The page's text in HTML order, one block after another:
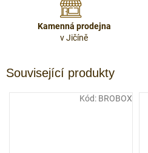
Kamenná prodejna
v Jičíně
Související produkty
Kód: BROBOX